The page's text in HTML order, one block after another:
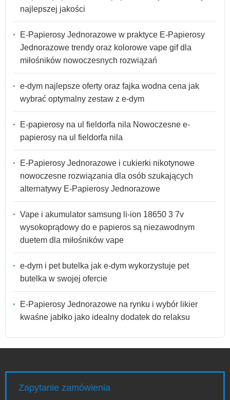
najlepszej jakości
E-Papierosy Jednorazowe w praktyce E-Papierosy
Jednorazowe trendy oraz kolorowe vape gif dla
miłośników nowoczesnych rozwiązań
e-dym najlepsze oferty oraz fajka wodna cena jak
wybrać optymalny zestaw z e-dym
E-papierosy na ul fieldorfa nila Nowoczesne e-
papierosy na ul fieldorfa nila
E-Papierosy Jednorazowe i cukierki nikotynowe
nowoczesne rozwiązania dla osób szukających
alternatywy E-Papierosy Jednorazowe
Vape i akumulator samsung li-ion 18650 3 7v
wysokoprądowy do e papieros są niezawodnym
duetem dla miłośników vape
e-dym i pet butelka jak e-dym wykorzystuje pet
butelka w swojej ofercie
E-Papierosy Jednorazowe na rynku i wybór likier
kwaśne jabłko jako idealny dodatek do relaksu
Zapytanie zamówienia